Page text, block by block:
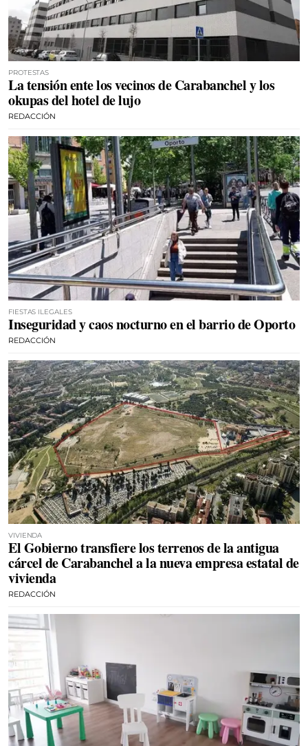
PROTESTAS
La tensión ente los vecinos de Carabanchel y los
okupas del hotel de lujo
REDACCIÓN
FIESTAS ILEGALES
Inseguridad y caos nocturno en el barrio de Oporto
REDACCIÓN
VIVIENDA
El Gobierno transfiere los terrenos de la antigua
cárcel de Carabanchel a la nueva empresa estatal de
vivienda
REDACCIÓN